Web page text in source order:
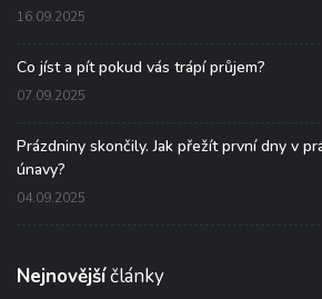
16.09.2025
Co jíst a pít pokud vás trápí průjem?
07.09.2025
Prázdniny skončily. Jak přežít první dny v
únavy?
04.09.2025
Nejnovějšíčlánky